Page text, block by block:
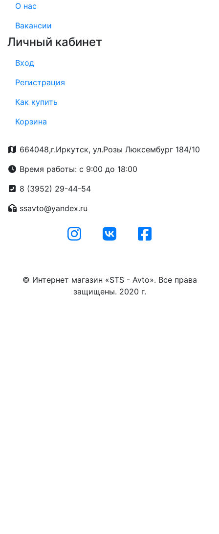
О нас
Вакансии
Личный кабинет
Вход
Регистрация
Как купить
Корзина
664048,г.Иркутск, ул.Розы Люксембург 184/10
Время работы: с 9:00 до 18:00
8 (3952) 29-44-54
ssavto@yandex.ru
© Интернет магазин «STS - Avto». Все права
защищены. 2020 г.